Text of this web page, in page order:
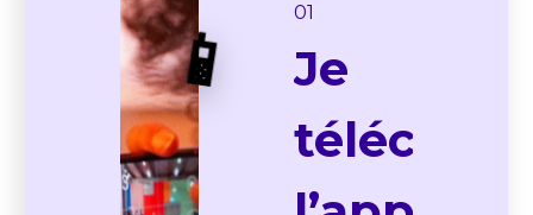
📱
01
Je